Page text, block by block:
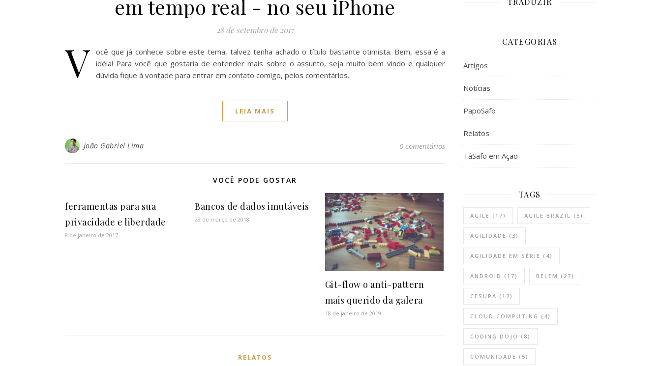
em tempo real - no seu iPhone
28 de setembro de 2017
V ocê que já conhece sobre este tema, talvez tenha achado o título bastante otimista. Bem, essa é a
idéia! Para você que gostaria de entender mais sobre o assunto, seja muito bem vindo e qualquer
dúvida fique à vontade para entrar em contato comigo, pelos comentários.
LEIA MAIS
João Gabriel Lima 0 comentários
VOCÊ PODE GOSTAR
ferramentas para sua
privacidade e liberdade
8 de janeiro de 2017
Bancos de dados imutáveis
29 de março de 2018
Git-flow o anti-pattern
mais querido da galera
18 de janeiro de 2019
RELATOS
CATEGORIAS
Artigos
Notícias
PapoSafo
Relatos
TáSafo em Ação
TAGS
AGILE (17) AGILE BRAZIL (5)
AGILIDADE (3)
AGILIDADE EM SÉRIE (4)
ANDROID (17) BELEM (27)
CESUPA (12)
CLOUD COMPUTING (4)
CODING DOJO (8)
COMUNIDADE (5)